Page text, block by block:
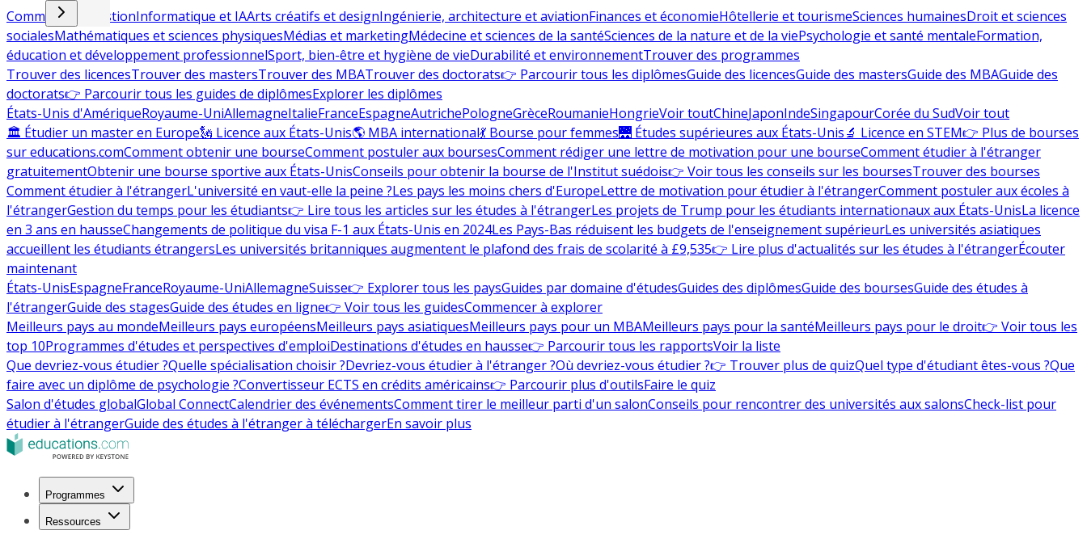
Commerce et gestionInformatique et IAArts créatifs et designIngénierie, architecture et aviationFinances et économieHôtellerie et tourismeSciences humainesDroit et sciences
socialesMathématiques et sciences physiquesMédias et marketingMédecine et sciences de la santéSciences de la nature et de la viePsychologie et santé mentaleFormation,
éducation et développement professionnelSport, bien-être et hygiène de vieDurabilité et environnementTrouver des programmes
Trouver des licencesTrouver des mastersTrouver des MBATrouver des doctorats👉 Parcourir tous les diplômesGuide des licencesGuide des mastersGuide des MBAGuide des
doctorats👉 Parcourir tous les guides de diplômesExplorer les diplômes
États-Unis d'AmériqueRoyaume-UniAllemagneItalieFranceEspagneAutrichePologneGrèceRoumanieHongrieVoir toutChineJaponIndeSingapourCorée du SudVoir tout
🏛 Étudier un master en Europe🗽 Licence aux États-Unis🌎 MBA international💃 Bourse pour femmes🌉 Études supérieures aux États-Unis🔬 Licence en STEM👉 Plus de bourses
sur educations.comComment obtenir une bourseComment postuler aux boursesComment rédiger une lettre de motivation pour une bourseComment étudier à l'étranger
gratuitementObtenir une bourse sportive aux États-UnisConseils pour obtenir la bourse de l'Institut suédois👉 Voir tous les conseils sur les boursesTrouver des bourses
Comment étudier à l'étrangerL'université en vaut-elle la peine ?Les pays les moins chers d'EuropeLettre de motivation pour étudier à l'étrangerComment postuler aux écoles à
l'étrangerGestion du temps pour les étudiants👉 Lire tous les articles sur les études à l'étrangerLes projets de Trump pour les étudiants internationaux aux États-UnisLa licence
en 3 ans en hausseChangements de politique du visa F-1 aux États-Unis en 2024Les Pays-Bas réduisent les budgets de l'enseignement supérieurLes universités asiatiques
accueillent les étudiants étrangersLes universités britanniques augmentent le plafond des frais de scolarité à £9,535👉 Lire plus d'actualités sur les études à l'étrangerÉcouter
maintenant
États-UnisEspagneFranceRoyaume-UniAllemagneSuisse👉 Explorer tous les paysGuides par domaine d'étudesGuides des diplômesGuide des boursesGuide des études à
l'étrangerGuide des stagesGuide des études en ligne👉 Voir tous les guidesCommencer à explorer
Meilleurs pays au mondeMeilleurs pays européensMeilleurs pays asiatiquesMeilleurs pays pour un MBAMeilleurs pays pour la santéMeilleurs pays pour le droit👉 Voir tous les
top 10Programmes d'études et perspectives d'emploiDestinations d'études en hausse👉 Parcourir tous les rapportsVoir la liste
Que devriez-vous étudier ?Quelle spécialisation choisir ?Devriez-vous étudier à l'étranger ?Où devriez-vous étudier ?👉 Trouver plus de quizQuel type d'étudiant êtes-vous ?Que
faire avec un diplôme de psychologie ?Convertisseur ECTS en crédits américains👉 Parcourir plus d'outilsFaire le quiz
Salon d'études globalGlobal ConnectCalendrier des événementsComment tirer le meilleur parti d'un salonConseils pour rencontrer des universités aux salonsCheck-list pour
étudier à l'étrangerGuide des études à l'étranger à téléchargerEn savoir plus
Programmes
Ressources